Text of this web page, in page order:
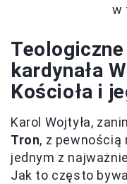
w
kardynała
Kościoła i
Karol Wojtyła,
Tron, z pewnością
jednym z
Jak to często